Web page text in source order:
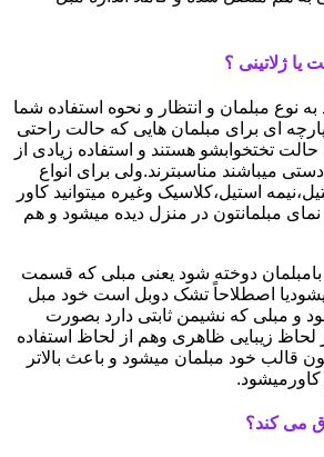
یا ژلاتینی ؟
نوع مبلمان و انتظار و نحوه استفاده شما
پارچه ای برای مبلمان هایی که حالت راحتی
حالت تختخوابشو هستند و استفاده زیادی از
دستی میباشند مناسبترند.ولی برای انواع
استیل،کلاسیک وغیره میتوانید کاور
نمای مبلمانتون در منزل دیده میشود و هم
بامبلمان دوخته شود یعنی مبلی که قسمت
اصطلاحاً تشک دوبل است خود مبل
و مبلی که نشیمن ثابتی دارد بصورت
لحاظ زیبایی ظاهری وهم از لحاظ استفاده
قالب خود مبلمان میشود و باعث بالاتر
می کند؟